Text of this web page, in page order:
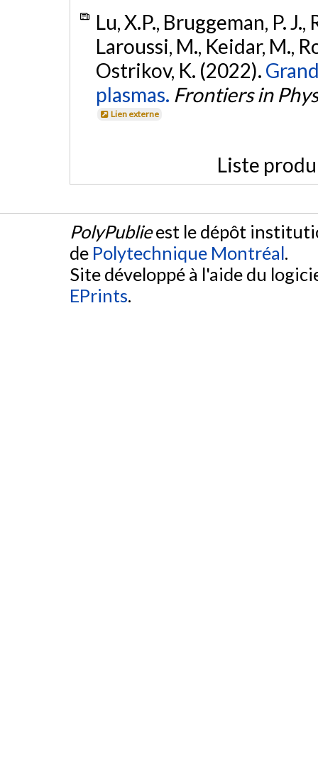
Lu, X.P., Bruggeman, P.
Laroussi, M., Keidar, M.,
Ostrikov, K. (2022).
plasmas. Frontiers in
Lien externe
Liste
PolyPublieest le dépôt
de Polytechnique Montréal.
Site développé à l'aide du
EPrints.